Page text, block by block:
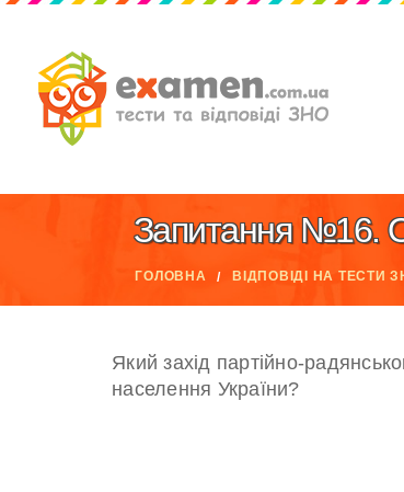
Запитання №16.
ГОЛОВНА ВІДПОВІДІ НА ТЕСТИ
Який захід партійно-
населення України?